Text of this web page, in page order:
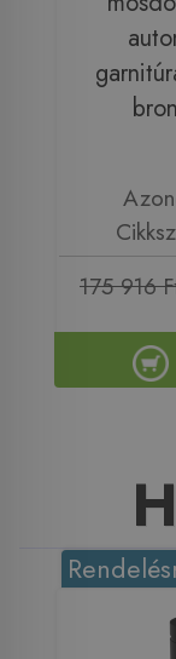
175 916